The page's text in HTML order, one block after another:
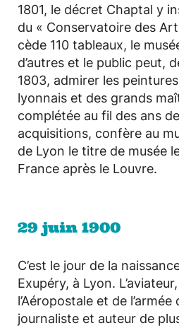
1801, le décret Chaptal y
du « Conservatoire des
cède 110 tableaux, le
d’autres et le public peut,
1803, admirer les
lyonnais et des grands
complétée au fil des ans
acquisitions, confère au
de Lyon le titre de musée
France après le Louvre.
29 juin 1900
C’est le jour de la
Exupéry, à Lyon.
l’Aéropostale et de l’armée
journaliste et auteur de